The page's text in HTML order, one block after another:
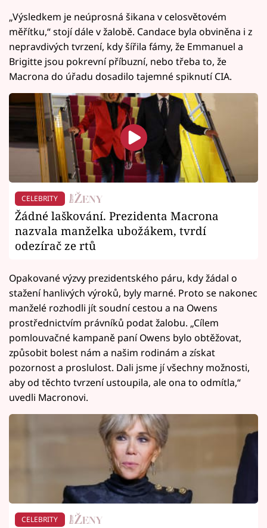
„Výsledkem je neúprosná šikana v celosvětovém
měřítku,“ stojí dále v žalobě. Candace byla obviněna i z
nepravdivých tvrzení, kdy šířila fámy, že Emmanuel a
Brigitte jsou pokrevní příbuzní, nebo třeba to, že
Macrona do úřadu dosadilo tajemné spiknutí CIA.
CELEBRITY
Žádné laškování. Prezidenta Macrona
nazvala manželka ubožákem, tvrdí
odezírač ze rtů
Opakované výzvy prezidentského páru, kdy žádal o
stažení hanlivých výroků, byly marné. Proto se nakonec
manželé rozhodli jít soudní cestou a na Owens
prostřednictvím právníků podat žalobu. „Cílem
pomlouvačné kampaně paní Owens bylo obtěžovat,
způsobit bolest nám a našim rodinám a získat
pozornost a proslulost. Dali jsme jí všechny možnosti,
aby od těchto tvrzení ustoupila, ale ona to odmítla,“
uvedli Macronovi.
CELEBRITY